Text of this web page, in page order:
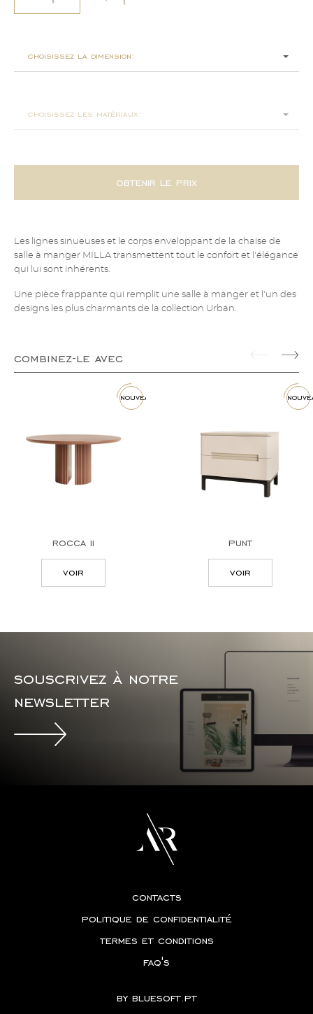
choisissez la dimension:
choisissez les matériaux:
obtenir le prix
Les lignes sinueuses et le corps enveloppant de la chaise de
salle à manger MILLA transmettent tout le confort et l'élégance
qui lui sont inhérents.
Une pièce frappante qui remplit une salle à manger et l'un des
designs les plus charmants de la collection Urban.
combinez-le avec
nouveau
rocca ii
voir
punt
voir
souscrivez à notre
newsletter
contacts
politique de confidentialité
termes et conditions
faq's
by bluesoft.pt